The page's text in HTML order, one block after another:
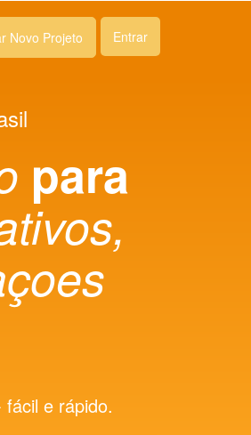
Novo Projeto Entrar
para
e rápido.